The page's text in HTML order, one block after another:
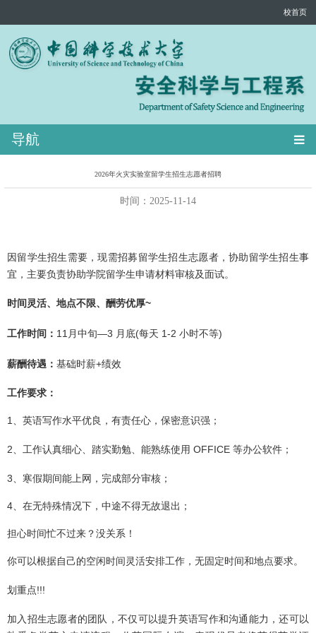
校首页
导航
2026年火灾实验室留学生招生志愿者招聘
时间：2025-11-14
因留学生招生需要，现需招募留学生招生志愿者，协助留学生招生事
宜，主要负责协助学院留学生申请材料审核及面试。
时间灵活、地点不限、酬劳优厚~
工作时间： 11 月中旬―3 月底(每天 1-2 小时不等)
薪酬待遇： 基础时薪+绩效
工作要求：
1 、英语写作水平优良，有责任心，保密意识强；
2 、工作认真细心、踏实勤勉、能熟练使用 OFFICE 等办公软件；
3 、寒假期间能上网，完成部分审核；
4 、在无特殊情况下，中途不得无故退出；
担心时间忙不过来？没关系！
你可以根据自己的空闲时间灵活安排工作，无固定时间和地点要求。
划重点!!!
加入招生志愿者的团队，不仅可以提升英语写作和沟通能力，还可以